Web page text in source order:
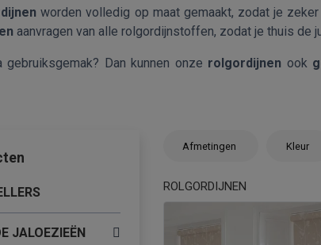
worden volledig op maat gemaakt, zodat je
aanvragen van alle rolgordijnstoffen, zodat je thuis de
gebruiksgemak? Dan kunnen onze rolgordijnen ook
JALOEZIEËN
Afmetingen Kleur
ROLGORDIJNEN